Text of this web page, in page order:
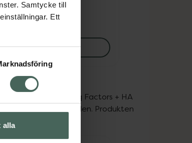
Samtycke till
Ett
alla
Natural Moisturizing Factors + HA
och återfuktar huden. Produkten